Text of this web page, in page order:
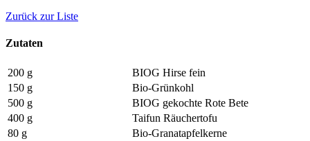
Zurück zur Liste
Zutaten
200 g
BIOG Hirse fein
150 g
Bio-Grünkohl
500 g
BIOG gekochte Rote Bete
400 g
Taifun Räuchertofu
80 g
Bio-Granatapfelkerne